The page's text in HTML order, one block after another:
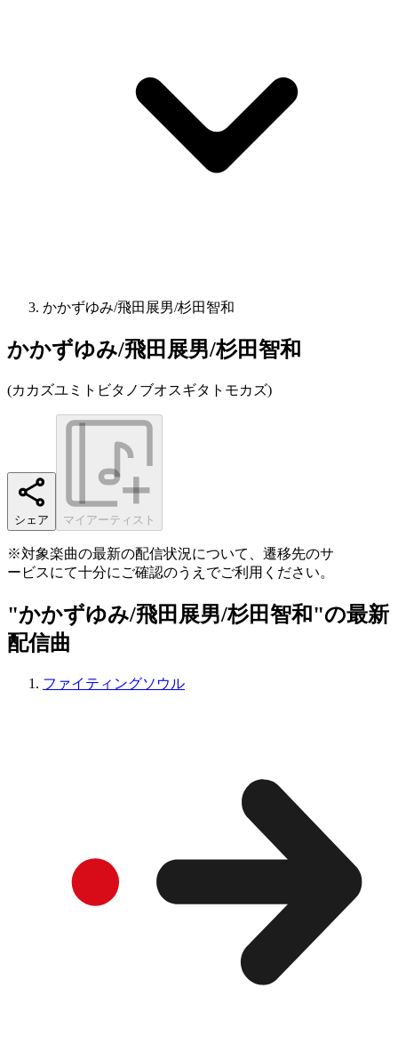
かかずゆみ/飛田展男/杉田智和
かかずゆみ/飛田展男/杉田智和
(カカズユミトビタノブオスギタトモカズ)
シェア マイアーティスト
※対象楽曲の最新の配信状況について、遷移先のサ
ービスにて十分にご確認のうえでご利用ください。
"かかずゆみ/飛田展男/杉田智和"の最新
配信曲
ファイティングソウル